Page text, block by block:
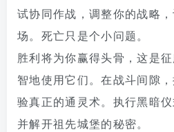
试协同作战，调整你的战略
场。死亡只是个小问题。
胜利将为你赢得头骨，这是
智地使用它们。在战斗间隙
验真正的通灵术。执行黑暗
并解开祖先城堡的秘密。